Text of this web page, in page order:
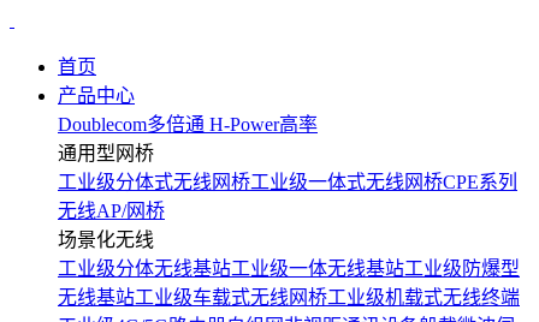
首页
产品中心
Doublecom多倍通 H-Power高率
通用型网桥
工业级分体式无线网桥工业级一体式无线网桥CPE系列
无线AP/网桥
场景化无线
工业级分体无线基站工业级一体无线基站工业级防爆型
无线基站工业级车载式无线网桥工业级机载式无线终端